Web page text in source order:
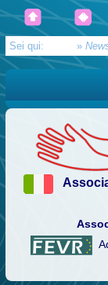
Sei qui: »